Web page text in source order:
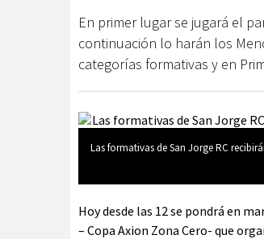
En primer lugar se jugará el
continuación lo harán los
categorías formativas y en
Las formativas de San Jorge RC
Hoy desde las 12 se pondrá en
– Copa Axion Zona Cero- que